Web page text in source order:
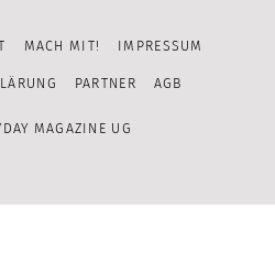
Channel
MACH MIT! IMPRESSUM
PARTNER AGB
MAGAZINE UG